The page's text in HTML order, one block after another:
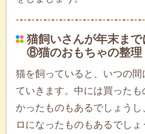
猫飼いさんが年末ま
⑧猫のおもちゃの整理
猫を飼っていると、いつの間
ていきます。中には買った
かったものもあるでしょう
ロになったものもあるでしょ